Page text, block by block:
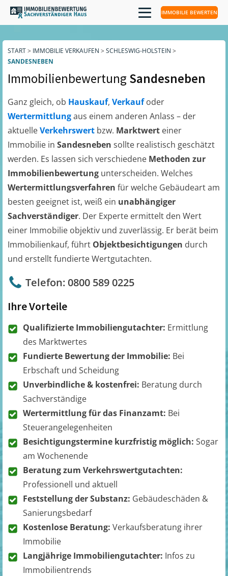
IMMOBILIE BEWERTEN
START> IMMOBILIE VERKAUFEN > SCHLESWIG-HOLSTEIN >
SANDESNEBEN
ImmobilienbewertungSandesneben
Ganz gleich, ob Hauskauf, Verkaufoder
Wertermittlungaus einem anderen Anlass – der
aktuelleVerkehrswert bzw. Marktwert einer
Immobilie in Sandesneben sollte realistisch geschätzt
werden. Es lassen sich verschiedene Methoden zur
Immobilienbewertung unterscheiden. Welches
Wertermittlungsverfahren für welche Gebäudeart am
besten geeignet ist, weiß ein unabhängiger
Sachverständiger. Der Experte ermittelt den Wert
einer Immobilie objektiv und zuverlässig. Er berät beim
Immobilienkauf, führt Objektbesichtigungen durch
und erstellt fundierte Wertgutachten.
Telefon: 0800 589 0225
Ihre Vorteile
Qualifizierte Immobiliengutachter: Ermittlung
des Marktwertes
Fundierte Bewertung der Immobilie: Bei
Erbschaft und Scheidung
Unverbindliche & kostenfrei: Beratung durch
Sachverständige
Wertermittlung für das Finanzamt: Bei
Steuerangelegenheiten
Besichtigungstermine kurzfristig möglich: Sogar
am Wochenende
Beratung zum Verkehrswertgutachten:
Professionell und aktuell
Feststellung der Substanz: Gebäudeschäden &
Sanierungsbedarf
Kostenlose Beratung: Verkaufsberatung ihrer
Immobilie
Langjährige Immobiliengutachter: Infos zu
Immobilientrends